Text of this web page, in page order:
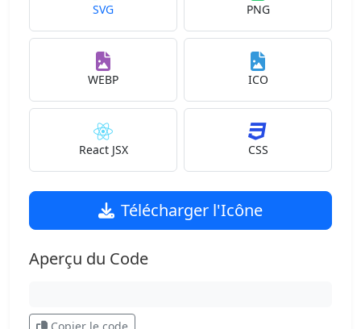
SVG PNG
WEBP ICO
React JSX CSS
Télécharger l'Icône
Aperçu du Code